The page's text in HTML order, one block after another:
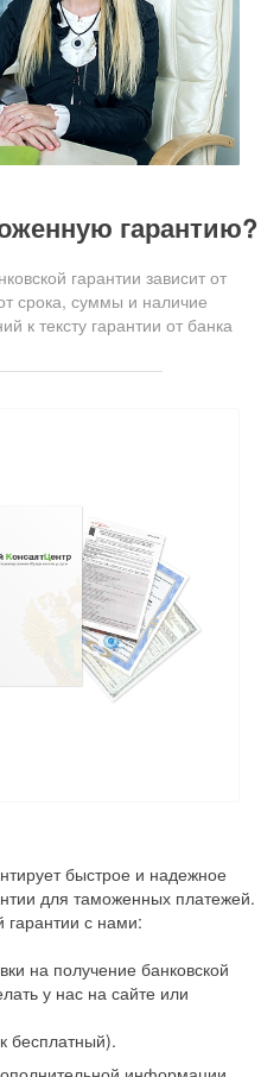
гарантию?
гарантии зависит от
срока, суммы и наличие
к тексту гарантии от банка
быстрое и надежное
для таможенных платежей.
с нами:
на получение банковской
у нас на сайте или
бесплатный).